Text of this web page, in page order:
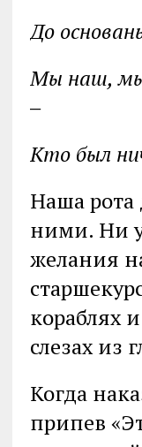
До
Мы наш,
‒
Кто был
Наша рота
ними. Ни
желания
кораблях
слезах из
Когда
припев